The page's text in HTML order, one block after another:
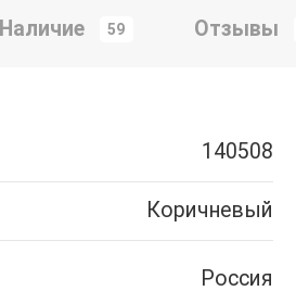
Наличие 59 Отзывы
140508
Коричневый
Россия